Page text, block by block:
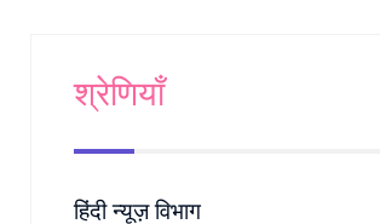
श्रेणियाँ
हिंदी न्यूज़ विभाग